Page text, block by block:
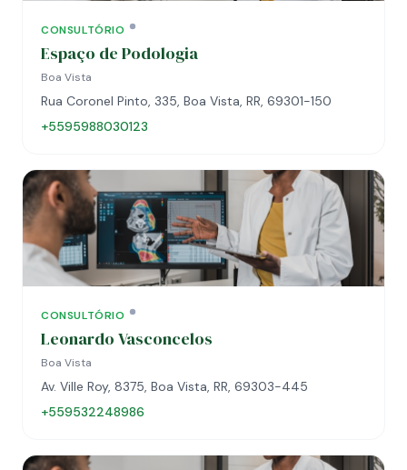
CONSULTÓRIO
Espaço de Podologia
Boa Vista
Rua Coronel Pinto, 335, Boa Vista, RR, 69301-150
+5595988030123
CONSULTÓRIO
Leonardo Vasconcelos
Boa Vista
Av. Ville Roy, 8375, Boa Vista, RR, 69303-445
+559532248986